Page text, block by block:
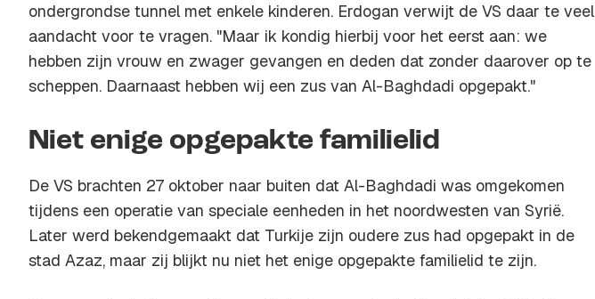
ondergrondse tunnel met enkele kinderen. Erdogan verwijt de VS daar te veel
aandacht voor te vragen. "Maar ik kondig hierbij voor het eerst aan: we
hebben zijn vrouw en zwager gevangen en deden dat zonder daarover op te
scheppen. Daarnaast hebben wij een zus van Al-Baghdadi opgepakt."
Niet enige opgepakte familielid
De VS brachten 27 oktober naar buiten dat Al-Baghdadi was omgekomen
tijdens een operatie van speciale eenheden in het noordwesten van Syrië.
Later werd bekendgemaakt dat Turkije zijn oudere zus had opgepakt in de
stad Azaz, maar zij blijkt nu niet het enige opgepakte familielid te zijn.